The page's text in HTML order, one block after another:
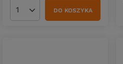
Ilość produktówDO KOSZYKA